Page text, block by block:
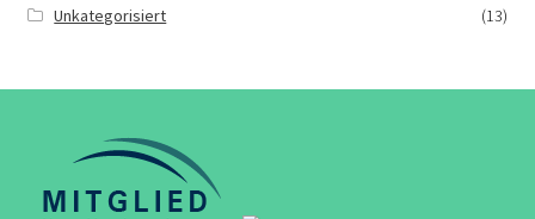
Unkategorisiert
(13)